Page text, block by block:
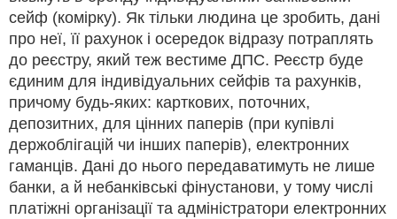
сейф (комірку). Як тільки людина це зробить, дані
про неї, її рахунок і осередок відразу потраплять
до реєстру, який теж вестиме ДПС. Реєстр буде
єдиним для індивідуальних сейфів та рахунків,
причому будь-яких: карткових, поточних,
депозитних, для цінних паперів (при купівлі
держоблігацій чи інших паперів), електронних
гаманців. Дані до нього передаватимуть не лише
банки, а й небанківські фінустанови, у тому числі
платіжні організації та адміністратори електронних